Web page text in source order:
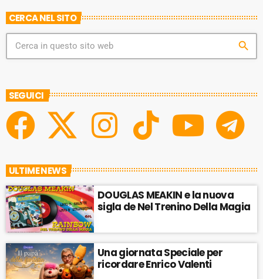
CERCA NEL SITO
search
SEGUICI
ULTIME NEWS
DOUGLAS MEAKIN e la nuova
sigla de Nel Trenino Della Magia
Una giornata Speciale per
ricordare Enrico Valenti